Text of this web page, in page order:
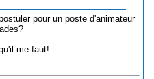
pour un poste d'animateur
me faut!